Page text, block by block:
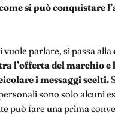
si può conquistare
parlare, si passa alla
l’offerta del marchio e
i messaggi scelti.
sono solo alcuni
può fare una prima